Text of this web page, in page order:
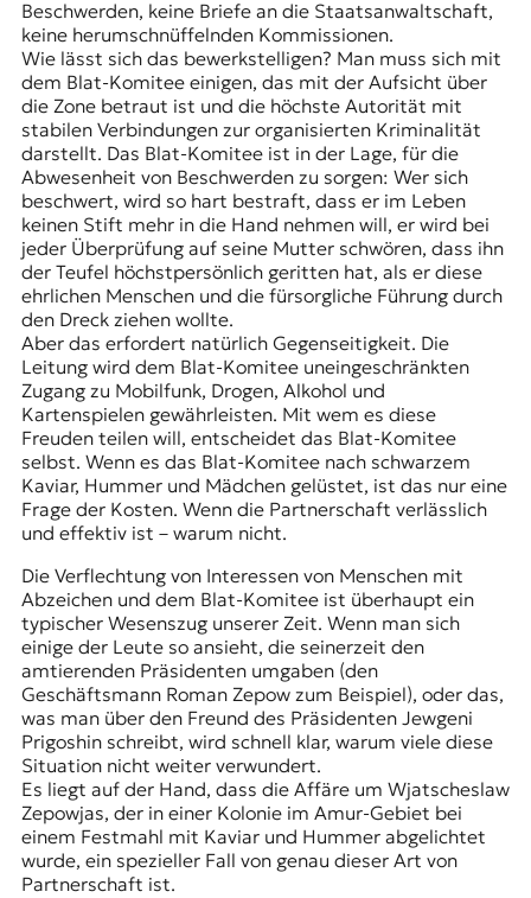
Beschwerden, keine Briefe an die Staatsanwaltschaft,
keine herumschnüffelnden Kommissionen.
Wie lässt sich das bewerkstelligen? Man muss sich mit
dem Blat-Komiteeeinigen, das mit der Aufsicht über
die Zone betraut ist und die höchste Autorität mit
stabilen Verbindungen zur organisierten Kriminalität
darstellt. Das Blat-Komitee ist in der Lage, für die
Abwesenheit von Beschwerden zu sorgen: Wer sich
beschwert, wird so hart bestraft, dass er im Leben
keinen Stift mehr in die Hand nehmen will, er wird bei
jeder Überprüfung auf seine Mutter schwören, dass ihn
der Teufel höchstpersönlich geritten hat, als er diese
ehrlichen Menschen und die fürsorgliche Führung durch
den Dreck ziehen wollte.
Aber das erfordert natürlich Gegenseitigkeit. Die
Leitung wird dem Blat-Komitee uneingeschränkten
Zugang zu Mobilfunk, Drogen, Alkohol und
Kartenspielen gewährleisten. Mit wem es diese
Freuden teilen will, entscheidet das Blat-Komitee
selbst. Wenn es das Blat-Komitee nach schwarzem
Kaviar, Hummer und Mädchen gelüstet, ist das nur eine
Frage der Kosten. Wenn die Partnerschaft verlässlich
und effektiv ist – warum nicht.
Die Verflechtung von Interessen von Menschen mit
Abzeichen und dem Blat-Komitee ist überhaupt ein
typischer Wesenszug unserer Zeit. Wenn man sich
einige der Leute so ansieht, die seinerzeit den
amtierenden Präsidenten umgaben (den
Geschäftsmann Roman Zepow zum Beispiel), oder das,
was man über den Freund des Präsidenten Jewgeni
Prigoshin schreibt, wird schnell klar, warum viele diese
Situation nicht weiter verwundert.
Es liegt auf der Hand, dass die Affäre um Wjatscheslaw
Zepowjas, der in einer Kolonie im Amur-Gebiet bei
einem Festmahl mit Kaviar und Hummer abgelichtet
wurde, ein spezieller Fall von genau dieser Art von
Partnerschaft ist.